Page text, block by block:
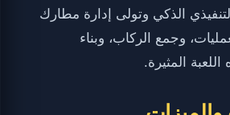
الذكي وتولى إدارة مطارك
وجمع الركاب، وبناء
المثيرة.